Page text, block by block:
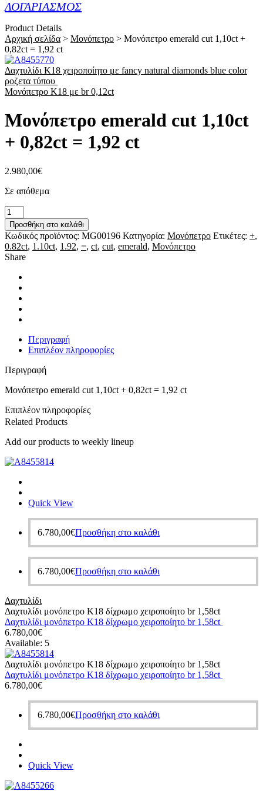
ΛΟΓΑΡΙΑΣΜΟΣ
Product Details
Αρχική σελίδα > Μονόπετρο > Μονόπετρο emerald cut 1,10ct +
0,82ct = 1,92 ct
Δαχτυλίδι Κ18 χειροποίητο με fancy natural diamonds blue color
ροζετα τύπου
Μονόπετρο Κ18 με br 0,12ct
Μονόπετρο emerald cut 1,10ct
+ 0,82ct = 1,92 ct
2.980,00€
Σε απόθεμα
Μονόπετρο
emerald
cut
1,10ct
+
0,82ct
1,92
ποσότητα
Προσθήκη στο καλάθι
Κωδικός προϊόντος: MG00196 Κατηγορία: Μονόπετρο Ετικέτες: +,
0.82ct, 1.10ct, 1.92, =, ct, cut, emerald, Μονόπετρο
Share
Περιγραφή
Επιπλέον πληροφορίες
Περιγραφή
Μονόπετρο emerald cut 1,10ct + 0,82ct = 1,92 ct
Επιπλέον πληροφορίες
Related Products
Add our products to weekly lineup
Quick View
6.780,00€Προσθήκη στο καλάθι
6.780,00€Προσθήκη στο καλάθι
Δαχτυλίδι
Δαχτυλίδι μονόπετρο Κ18 δίχρωμο χειροποίητο br 1,58ct
Δαχτυλίδι μονόπετρο Κ18 δίχρωμο χειροποίητο br 1,58ct
6.780,00€
Available: 5
Δαχτυλίδι μονόπετρο Κ18 δίχρωμο χειροποίητο br 1,58ct
Δαχτυλίδι μονόπετρο Κ18 δίχρωμο χειροποίητο br 1,58ct
6.780,00€
6.780,00€Προσθήκη στο καλάθι
Quick View